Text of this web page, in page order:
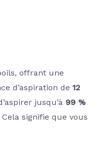
offrant une
d’aspiration de 12
jusqu’à 99 %
Cela signifie que vous